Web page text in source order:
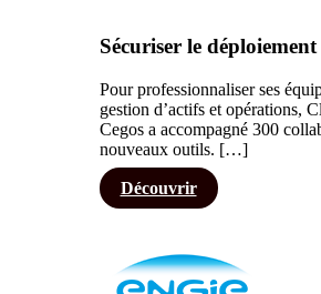
Sécuriser le
Pour professionnaliser ses
gestion d’actifs et opérations,
Cegos a accompagné 300
nouveaux outils. […]
Découvrir